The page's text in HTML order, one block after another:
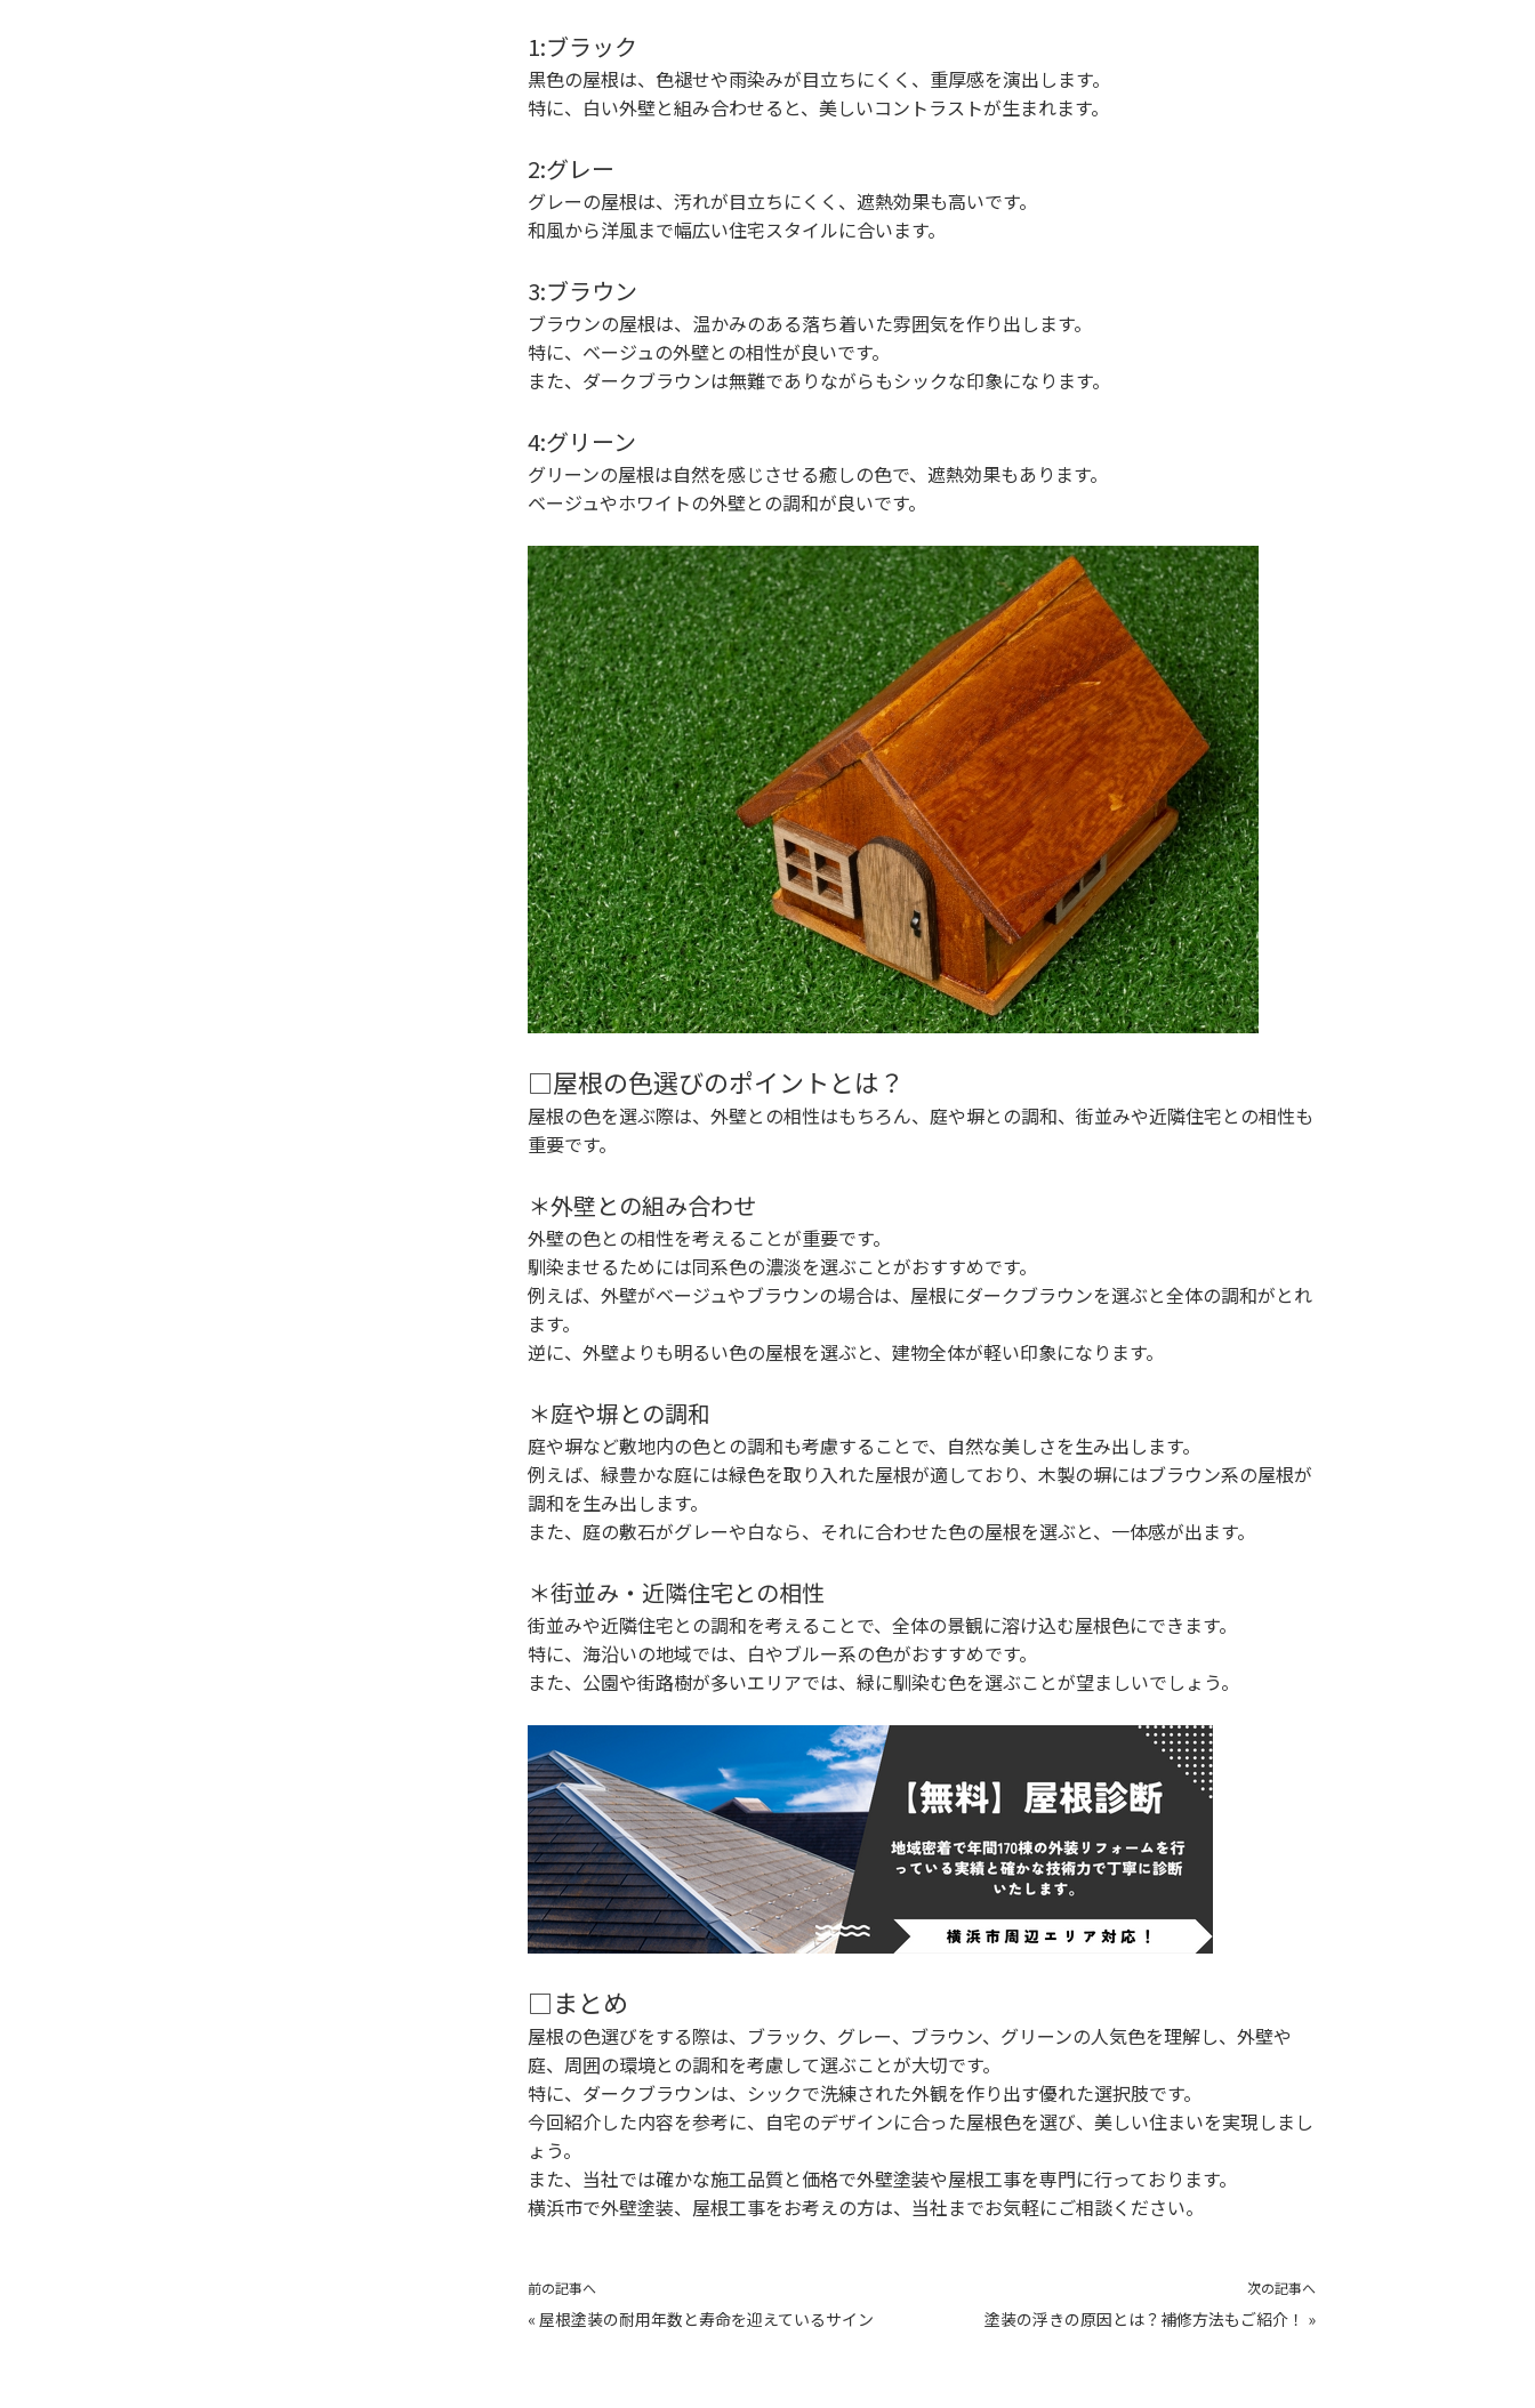
1:ブラック
黒色の屋根は、色褪せや雨染みが目立ちにくく、重厚感を演出します。
特に、白い外壁と組み合わせると、美しいコントラストが生まれます。
2:グレー
グレーの屋根は、汚れが目立ちにくく、遮熱効果も高いです。
和風から洋風まで幅広い住宅スタイルに合います。
3:ブラウン
ブラウンの屋根は、温かみのある落ち着いた雰囲気を作り出します。
特に、ベージュの外壁との相性が良いです。
また、ダークブラウンは無難でありながらもシックな印象になります。
4:グリーン
グリーンの屋根は自然を感じさせる癒しの色で、遮熱効果もあります。
ベージュやホワイトの外壁との調和が良いです。
□屋根の色選びのポイントとは？
屋根の色を選ぶ際は、外壁との相性はもちろん、庭や塀との調和、街並みや近隣住宅との相性も
重要です。
＊外壁との組み合わせ
外壁の色との相性を考えることが重要です。
馴染ませるためには同系色の濃淡を選ぶことがおすすめです。
例えば、外壁がベージュやブラウンの場合は、屋根にダークブラウンを選ぶと全体の調和がとれ
ます。
逆に、外壁よりも明るい色の屋根を選ぶと、建物全体が軽い印象になります。
＊庭や塀との調和
庭や塀など敷地内の色との調和も考慮することで、自然な美しさを生み出します。
例えば、緑豊かな庭には緑色を取り入れた屋根が適しており、木製の塀にはブラウン系の屋根が
調和を生み出します。
また、庭の敷石がグレーや白なら、それに合わせた色の屋根を選ぶと、一体感が出ます。
＊街並み・近隣住宅との相性
街並みや近隣住宅との調和を考えることで、全体の景観に溶け込む屋根色にできます。
特に、海沿いの地域では、白やブルー系の色がおすすめです。
また、公園や街路樹が多いエリアでは、緑に馴染む色を選ぶことが望ましいでしょう。
□まとめ
屋根の色選びをする際は、ブラック、グレー、ブラウン、グリーンの人気色を理解し、外壁や
庭、周囲の環境との調和を考慮して選ぶことが大切です。
特に、ダークブラウンは、シックで洗練された外観を作り出す優れた選択肢です。
今回紹介した内容を参考に、自宅のデザインに合った屋根色を選び、美しい住まいを実現しまし
ょう。
また、当社では確かな施工品質と価格で外壁塗装や屋根工事を専門に行っております。
横浜市で外壁塗装、屋根工事をお考えの方は、当社までお気軽にご相談ください。
前の記事へ
« 屋根塗装の耐用年数と寿命を迎えているサイン
次の記事へ
塗装の浮きの原因とは？補修方法もご紹介！ »